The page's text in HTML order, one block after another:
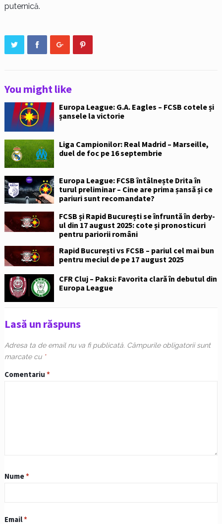
puternică.
You might like
Europa League: G.A. Eagles – FCSB cotele și
șansele la victorie
Liga Campionilor: Real Madrid – Marseille,
duel de foc pe 16 septembrie
Europa League: FCSB întâlnește Drita în
turul preliminar – Cine are prima șansă și ce
pariuri sunt recomandate?
FCSB și Rapid București se înfruntă în derby-
ul din 17 august 2025: cote și pronosticuri
pentru pariorii români
Rapid București vs FCSB – pariul cel mai bun
pentru meciul de pe 17 august 2025
CFR Cluj – Paksi: Favorita clară în debutul din
Europa League
Lasă un răspuns
Adresa ta de email nu va fi publicată. Câmpurile obligatorii sunt
marcate cu *
Comentariu *
Nume*
Email*